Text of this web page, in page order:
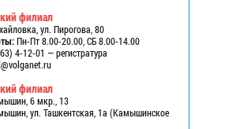
филиал
ул. Пирогова, 80
Пн-Пт 8.00-20.00, СБ 8.00-14.00
4-12-01 — регистратура
филиал
6 мкр., 13
ул. Ташкентская, 1а (Камышинское